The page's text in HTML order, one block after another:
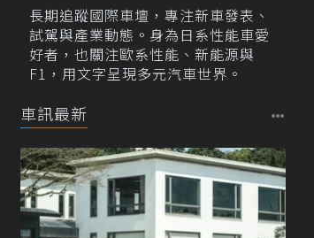
長期追蹤國際車壇，專注新車發表、
試駕與產業動態。身為日系性能車愛
好者，也關注歐系性能、新能源與
F1，用文字呈現多元汽車世界。
車訊最新